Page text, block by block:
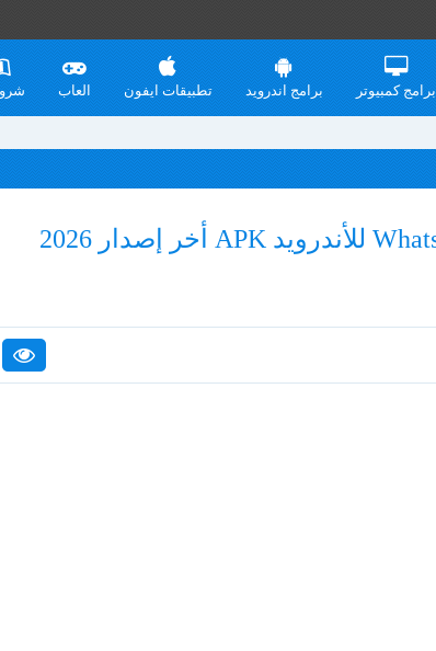
برامج كمبيوتر برامج اندرويد تطبيقات ايفون العاب
تنزيل واتساب لايت WhatsApp Lite للأندرويد APK أخر إصدار 2026